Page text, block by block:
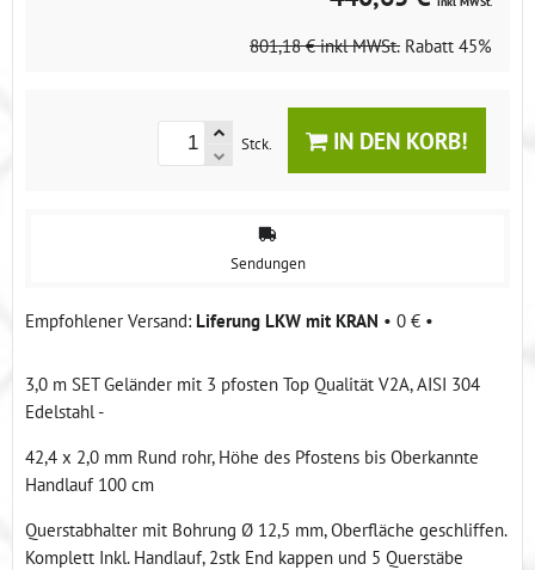
801,18 € inkl MWSt. Rabatt 45%
Stck. IN DEN KORB!
Sendungen
Liferung LKW mit KRAN • 0 € •
3,0 m SET Geländer mit 3 pfosten Top Qualität V2A, AISI 304
Edelstahl -
42,4 x 2,0 mm Rund rohr, Höhe des Pfostens bis Oberkannte
Handlauf 100 cm
Querstabhalter mit Bohrung Ø 12,5 mm, Oberfläche geschliffen.
Komplett Inkl. Handlauf, 2stk End kappen und 5 Querstäbe